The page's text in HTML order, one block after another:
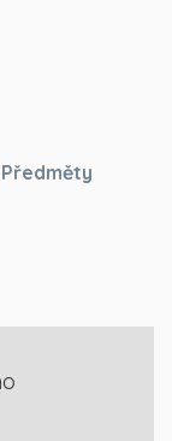
Předměty